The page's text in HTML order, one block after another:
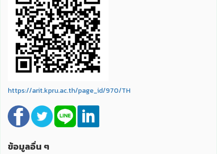
https://arit.kpru.ac.th/page_id/970/TH
ข้อมูลอื่น ๆ